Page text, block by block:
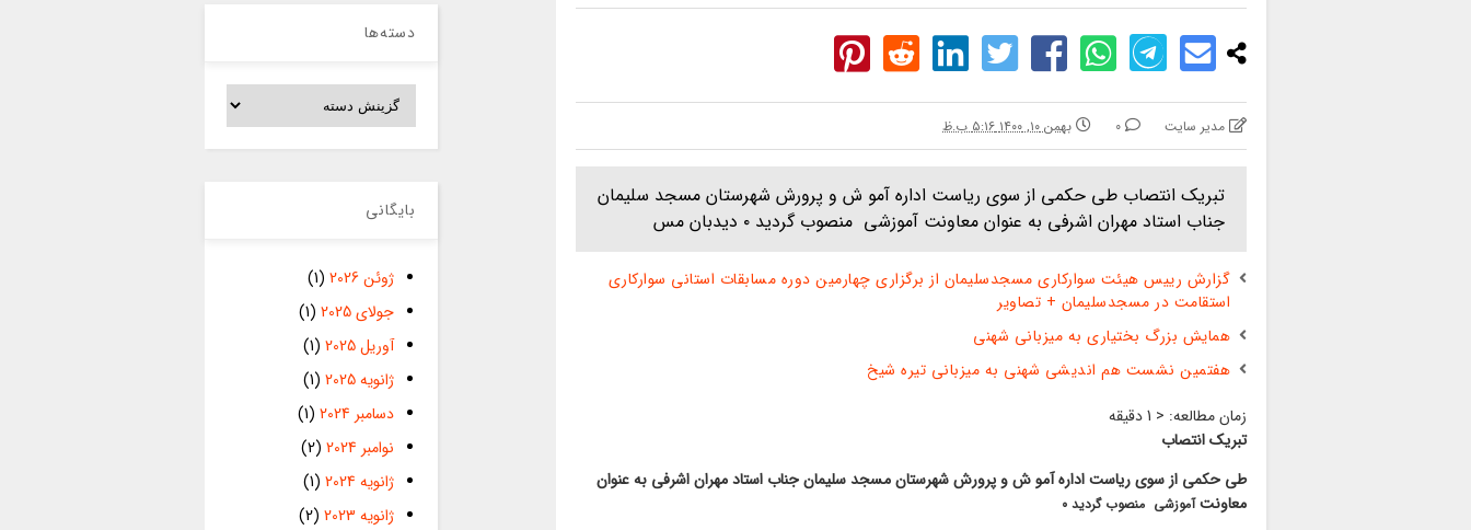
مدیر سایت 0 بهمن ۱۰, ۱۴۰۰ ۵:۱۶ ب.ظ
تبریک انتصاب طی حکمی از سوی ریاست اداره آمو ش و پرورش شهرستان مسجد سلیمان
جناب استاد مهران اشرفی به عنوان معاونت آموزشی منصوب گردید ۰ دیدبان مس
گزارش رییس هیئت سوارکاری مسجدسلیمان از برگزاری چهارمین دوره مسابقات استانی سوارکاری
استقامت در مسجدسلیمان + تصاویر
همایش بزرگ بختیاری به میزبانی شهنی
هفتمین نشست هم اندیشی شهنی به میزبانی تیره شیخ
زمان مطالعه: < 1 دقیقه
تبریک انتصاب
طی حکمی از سوی ریاست اداره آمو ش و پرورش شهرستان مسجد سلیمان جناب استاد مهران اشرفی به عنوان
معاونتآموزشی منصوب گردید ۰
دسته‌ها
دسته‌ها
بایگانی
ژوئن 2026
(1)
جولای 2025
(1)
آوریل 2025
(1)
ژانویه 2025
(1)
دسامبر 2024
(1)
نوامبر 2024
(2)
ژانویه 2024
(1)
ژانویه 2023
(2)